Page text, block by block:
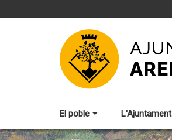
El poble L'Ajuntament